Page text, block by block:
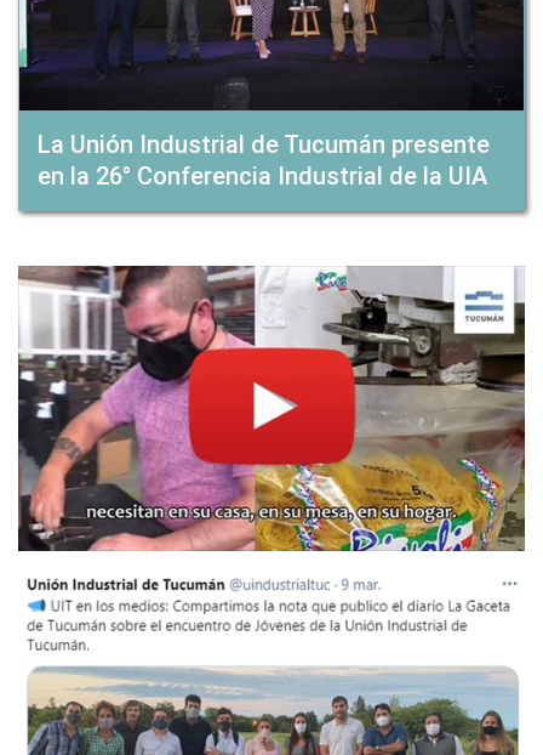
La Unión Industrial de Tucumán presente
en la 26° Conferencia Industrial de la UIA